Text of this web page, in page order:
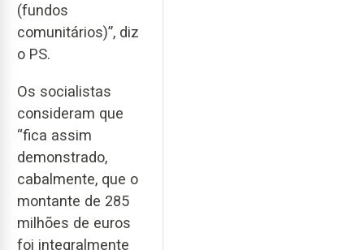
(fundos
comunitários)”, diz
o PS.
Os socialistas
consideram que
“fica assim
demonstrado,
cabalmente, que o
montante de 285
milhões de euros
foi integralmente